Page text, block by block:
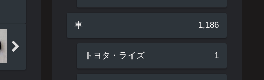
車 1,186
トヨタ・ライズ 1